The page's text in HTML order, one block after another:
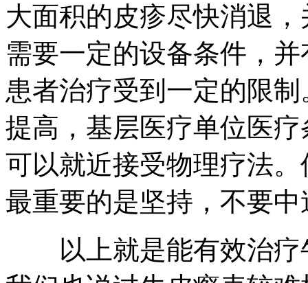
大面积的皮疹尽快消退
需要一定的设备条件，
患者治疗受到一定的限
提高，基层医疗单位医
可以就近接受物理疗法
最重要的是坚持，不要
以上就是能有效治疗